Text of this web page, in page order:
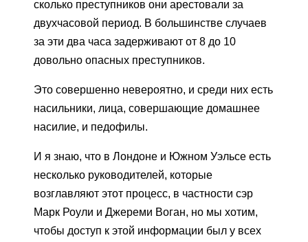
сколько преступников они арестовали за
двухчасовой период. В большинстве случаев
за эти два часа задерживают от 8 до 10
довольно опасных преступников.
Это совершенно невероятно, и среди них есть
насильники, лица, совершающие домашнее
насилие, и педофилы.
И я знаю, что в Лондоне и Южном Уэльсе есть
несколько руководителей, которые
возглавляют этот процесс, в частности сэр
Марк Роули и Джереми Воган, но мы хотим,
чтобы доступ к этой информации был у всех